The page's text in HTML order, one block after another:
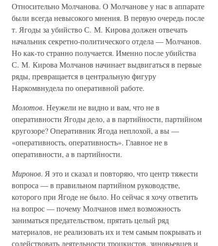
Относительно Молчанова. О Молчанове у нас в аппарате
были всегда невысокого мнения. В первую очередь после
т. Ягоды за убийство С. М. Кирова должен отвечать
начальник секретно-политического отдела — Молчанов.
Но как-то странно получается. Именно после убийства
С. М. Кирова Молчанов начинает выдвигаться в первые
ряды, превращается в центральную фигуру
Наркомвнудела по оперативной работе.
Молотов. Неужели не видно и вам, что не в
оперативности Ягоды дело, а в партийности, партийном
кругозоре? Оперативник Ягода неплохой, а вы —
«оперативность, оперативность». Главное не в
оперативности, а в партийности.
Миронов. Я это и сказал и повторяю, что центр тяжести
вопроса — в правильном партийном руководстве,
которого при Ягоде не было. Но сейчас я хочу ответить
на вопрос — почему Молчанов имел возможность
заниматься предательством, прятать целый ряд
материалов, не реализовать их и тем самым покрывать и
содействовать деятельности троцкистов, зиновьевцев и